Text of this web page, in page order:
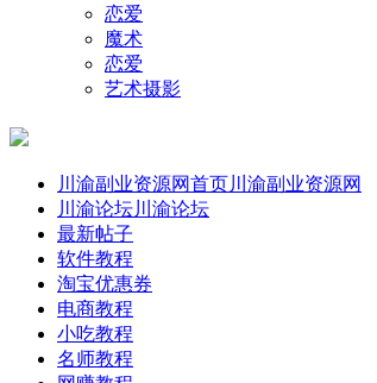
恋爱
魔术
恋爱
艺术摄影
川渝副业资源网首页川渝副业资源网
川渝论坛川渝论坛
最新帖子
软件教程
淘宝优惠券
电商教程
小吃教程
名师教程